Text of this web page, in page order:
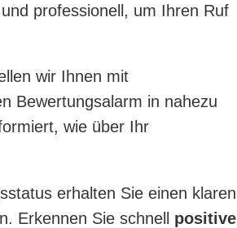
professionell, um Ihren Ruf
wir Ihnen mit
Bewertungsalarm in nahezu
wie über Ihr
erhalten Sie einen klaren
Erkennen Sie schnell
positive